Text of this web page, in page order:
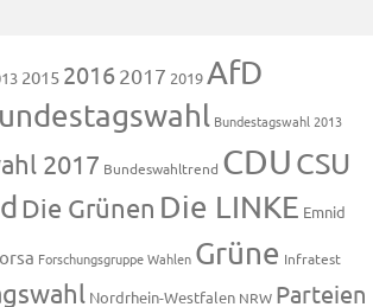
2015 20162017 2019AfD
Bundestagswahl 2013
2017 Bundeswahltrend CDUCSU
Die Grünen Die LINKE Emnid
Forschungsgruppe Wahlen Grüne Infratest
Nordrhein-Westfalen NRW Parteien